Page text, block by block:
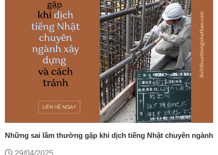
Những sai lầm thường gặp khi dịch tiếng Nhật chuyên ngành